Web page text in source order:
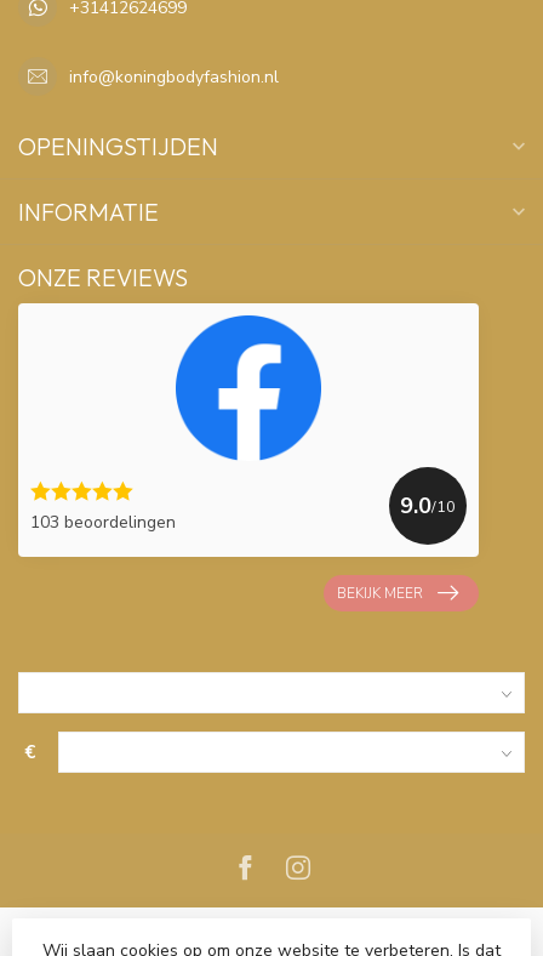
+31412624699
info@koningbodyfashion.nl
OPENINGSTIJDEN
INFORMATIE
ONZE REVIEWS
103 beoordelingen
9.0/10
BEKIJK MEER
€
Wij slaan cookies op om onze website te verbeteren. Is dat